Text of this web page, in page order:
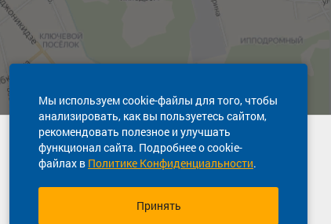
Мы используем cookie-файлы для того, чтобы
анализировать, как вы пользуетесь сайтом,
рекомендовать полезное и улучшать
функционал сайта. Подробнее о cookie-
файлах в Политике Конфиденциальности.
Принять
Техническая поддержка сайта
8 800 600-03-38